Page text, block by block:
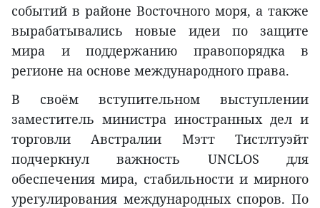
событий в районе Восточного моря, а также
вырабатывались новые идеи по защите
мира и поддержанию правопорядка в
регионе на основе международного права.
В своём вступительном выступлении
заместитель министра иностранных дел и
торговли Австралии Мэтт Тистлтуэйт
подчеркнул важность UNCLOS для
обеспечения мира, стабильности и мирного
урегулирования международных споров. По